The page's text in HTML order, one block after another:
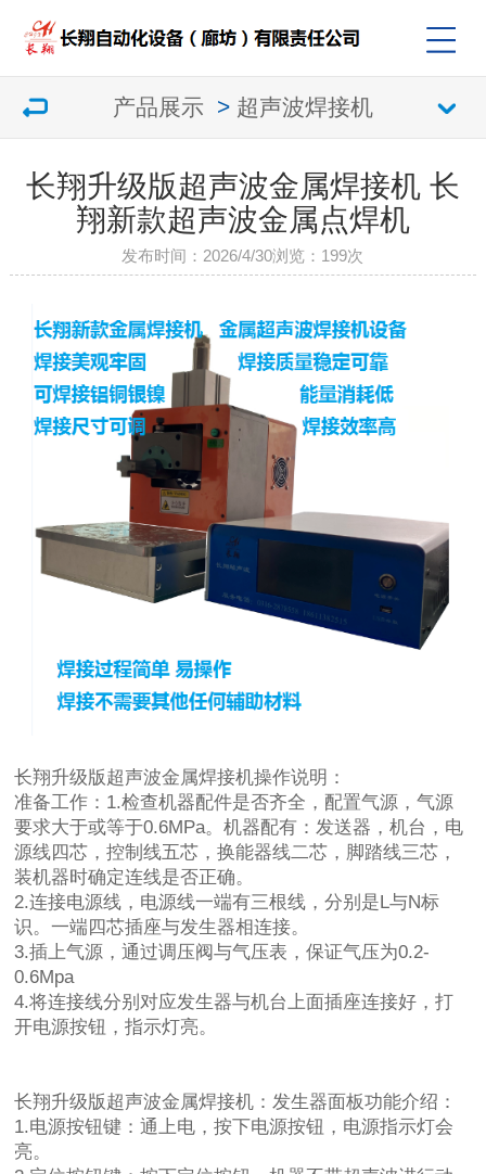
产品展示 > 超声波焊接机
长翔升级版超声波金属焊接机 长
翔新款超声波金属点焊机
发布时间：2026/4/30浏览： 199次
长翔升级版超声波金属焊接机操作说明：
准备工作：1.检查机器配件是否齐全，配置气源，气源
要求大于或等于0.6MPa。机器配有：发送器，机台，电
源线四芯，控制线五芯，换能器线二芯，脚踏线三芯，
装机器时确定连线是否正确。
2.连接电源线，电源线一端有三根线，分别是L与N标
识。一端四芯插座与发生器相连接。
3.插上气源，通过调压阀与气压表，保证气压为0.2-
0.6Mpa
4.将连接线分别对应发生器与机台上面插座连接好，打
开电源按钮，指示灯亮。
长翔升级版超声波金属焊接机： 发生器面板功能介绍：
1.电源按钮键：通上电，按下电源按钮，电源指示灯会
亮。